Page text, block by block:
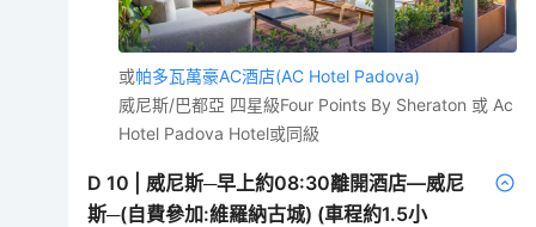
或帕多瓦萬豪AC酒店(AC Hotel Padova)
威尼斯/巴都亞 四星級Four Points By Sheraton 或 Ac
Hotel Padova Hotel或同級
D10
威尼斯─早上約08:30離開酒店—威尼
斯─(自費參加:維羅納古城) (車程約1.5小